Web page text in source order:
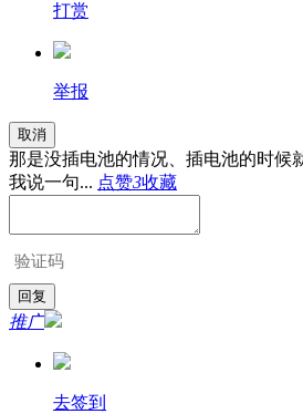
打赏
举报
取消
那是没插电池的情况、插电池的时候
我说一句... 点赞3收藏
推广
去签到